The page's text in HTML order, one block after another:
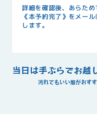
詳細を確認後、あらため
《本予約完了》をメー
します。
当日は手ぶらでお越
汚れてもいい服がおすす